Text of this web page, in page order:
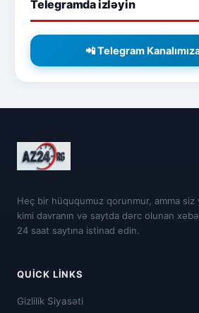
Telegramda izləyin
📲 Telegram
Heç bir hüququmuz qorunmur, amma
kimi davranın və saytda dərc olunan
24 saat saytına istinad edin.
QUICK LINKS
Gizlilik Siyasəti